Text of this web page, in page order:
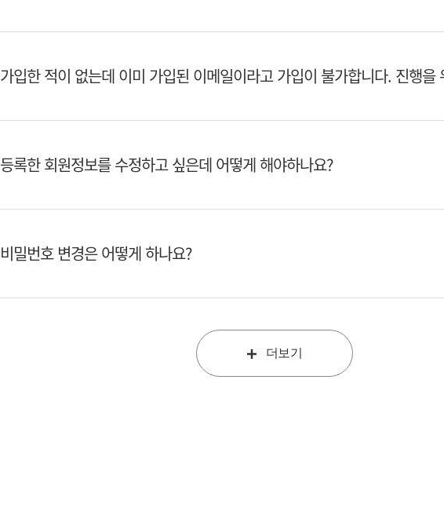
가입한 적이 없는데 이미 가입된 이메일이라고 가입이 불가합니다. 진행을
등록한 회원정보를 수정하고 싶은데 어떻게 해야하나요?
비밀번호 변경은 어떻게 하나요?
더보기